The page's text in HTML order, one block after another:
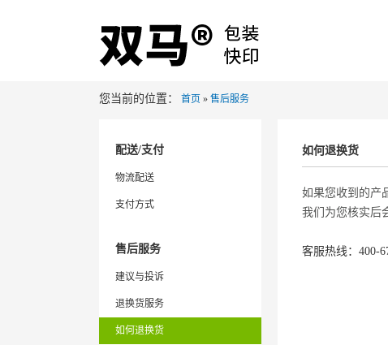
您当前的位置： 首页 » 售后服务
配送/支付
物流配送
支付方式
售后服务
建议与投诉
退换货服务
如何退换货
如何退换货
如果您收到的产
我们为您核实后
客服热线：400-